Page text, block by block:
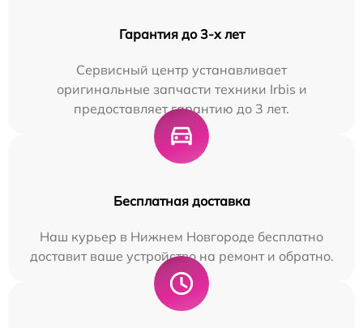
Гарантия до 3-х лет
Сервисный центр устанавливает
оригинальные запчасти техники Irbis и
предоставляет гарантию до 3 лет.
Бесплатная доставка
Наш курьер в Нижнем Новгороде бесплатно
доставит ваше устройство на ремонт и обратно.